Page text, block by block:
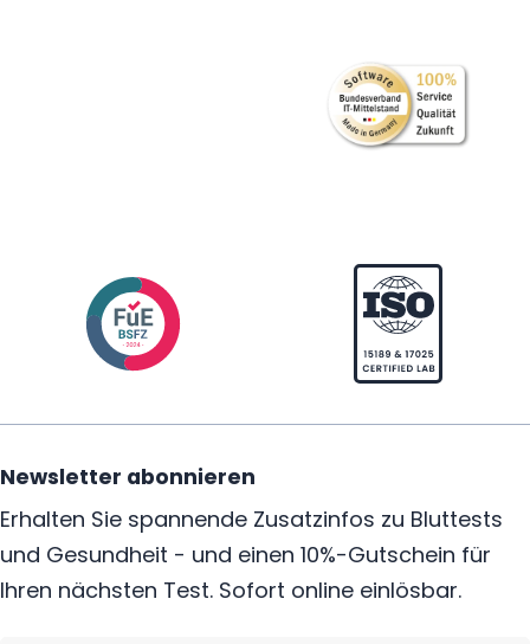
Newsletter abonnieren
Erhalten Sie spannende Zusatzinfos zu Bluttests
und Gesundheit - und einen 10%-Gutschein für
Ihren nächsten Test. Sofort online einlösbar.